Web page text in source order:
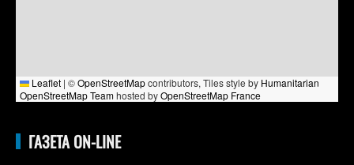
Leaflet | ©OpenStreetMapcontributors, Tiles style by Humanitarian
OpenStreetMap Teamhosted byOpenStreetMap France
ГАЗЕТА ON-LINE